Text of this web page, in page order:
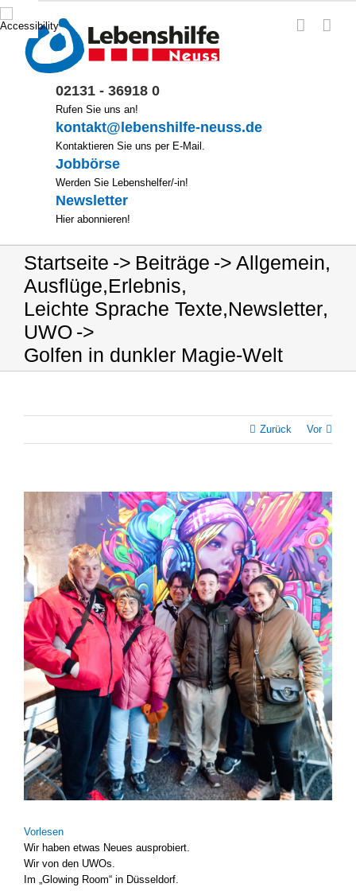
Zum
Inhalt
springen
02131 - 36918 0
Rufen Sie uns an!
kontakt@lebenshilfe-neuss.de
Kontaktieren Sie uns per E-Mail.
Jobbörse
Werden Sie Lebenshelfer/-in!
Newsletter
Hier abonnieren!
Startseite Beiträge Allgemein,
Ausflüge,Erlebnis,
Leichte Sprache Texte,Newsletter,
UWO
Golfen in dunkler Magie-Welt
Zurück Vor
Zeige
grösseres
Bild
Vor­le­sen
Wir haben etwas Neu­es aus­pro­biert.
Wir von den UWOs.
Im „Glo­wing Room“ in Düs­sel­dorf.